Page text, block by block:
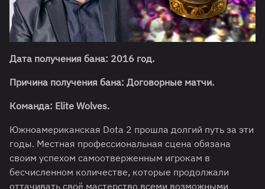
Дата получения бана: 2016 год.
Причина получения бана: Договорные матчи.
Команда: Elite Wolves.
Южноамериканская Dota 2 прошла долгий путь за эти
годы. Местная профессиональная сцена обязана
своим успехом самоотверженным игрокам в
бесчисленном количестве, которые продолжали
оттачивать своё мастерство всеми возможными